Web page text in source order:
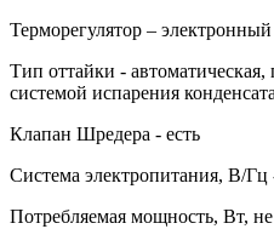
Терморегулятор –
Тип оттайки -
системой испарения конденсата
Клапан Шредера - есть
Система электропитания, В/Гц
Потребляемая мощность, Вт,